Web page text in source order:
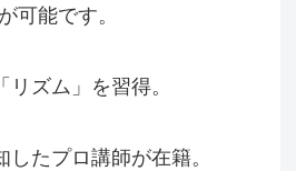
可能です。
ズム」を習得。
たプロ講師が在籍。